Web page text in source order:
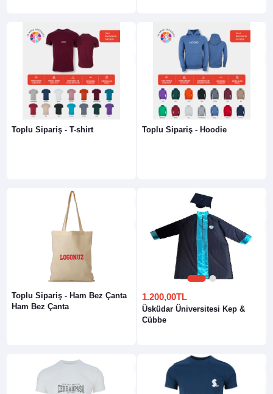
Toplu Sipariş - T-shirt Toplu Sipariş - Hoodie
Toplu Sipariş - Ham Bez Çanta
Ham Bez Çanta
1 2
1.200,00TL
Üsküdar Üniversitesi Kep &
Cübbe